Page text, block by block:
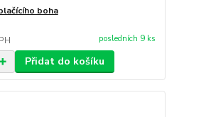
boha
posledních 9 ks
Přidat do košíku